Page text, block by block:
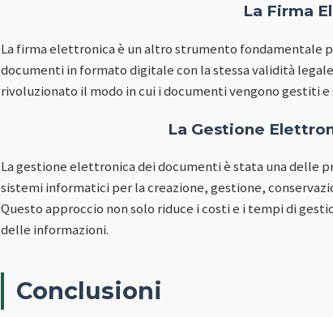
La Firma
La firma elettronica è un altro strumento fondamentale
documenti in formato digitale con la stessa validità
rivoluzionato il modo in cui i documenti vengono gestiti
La Gestione
La gestione elettronica dei documenti è stata una delle
sistemi informatici per la creazione, gestione,
Questo approccio non solo riduce i costi e i tempi di
delle informazioni.
Conclusioni